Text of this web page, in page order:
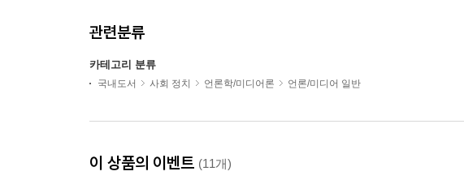
관련분류
카테고리 분류
국내도서 사회 정치 언론학/미디어론 언론/미디어 일반
이 상품의 이벤트 (11개)